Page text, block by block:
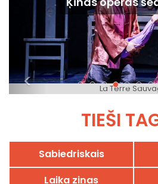
La Terre
<
TIEŠI
Sabiedriskais
Laika ziņas